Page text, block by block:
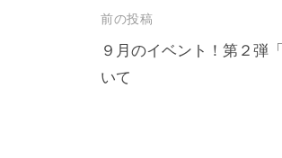
投
稿
ナ
前の投稿
９月のイベント！第２弾
いて